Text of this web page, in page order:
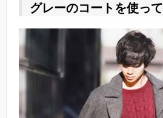
グレーのコートを使って